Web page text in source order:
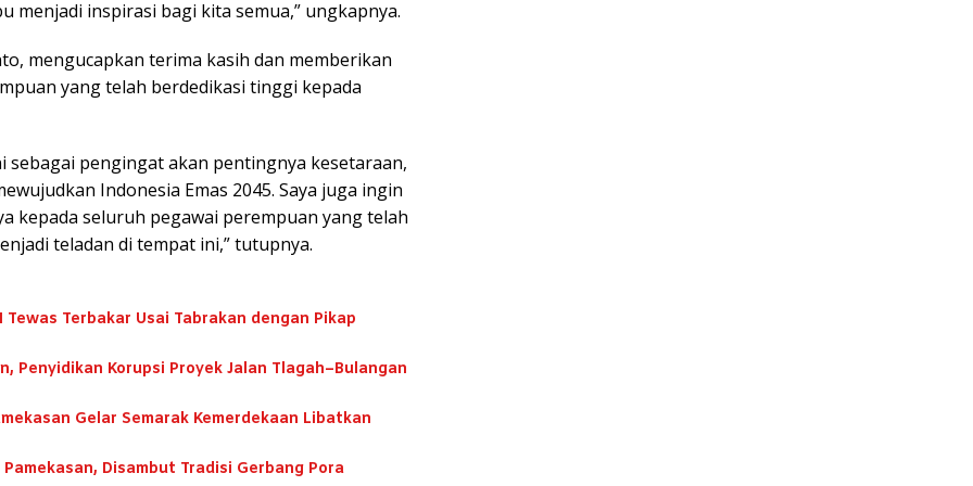
menjadi inspirasi bagi kita semua,” ungkapnya.
mengucapkan terima kasih dan memberikan
yang telah berdedikasi tinggi kepada
pengingat akan pentingnya kesetaraan,
Indonesia Emas 2045. Saya juga ingin
kepada seluruh pegawai perempuan yang telah
teladan di tempat ini,” tutupnya.
Terbakar Usai Tabrakan dengan Pikap
Penyidikan Korupsi Proyek Jalan Tlagah–Bulangan
Gelar Semarak Kemerdekaan Libatkan
Disambut Tradisi Gerbang Pora